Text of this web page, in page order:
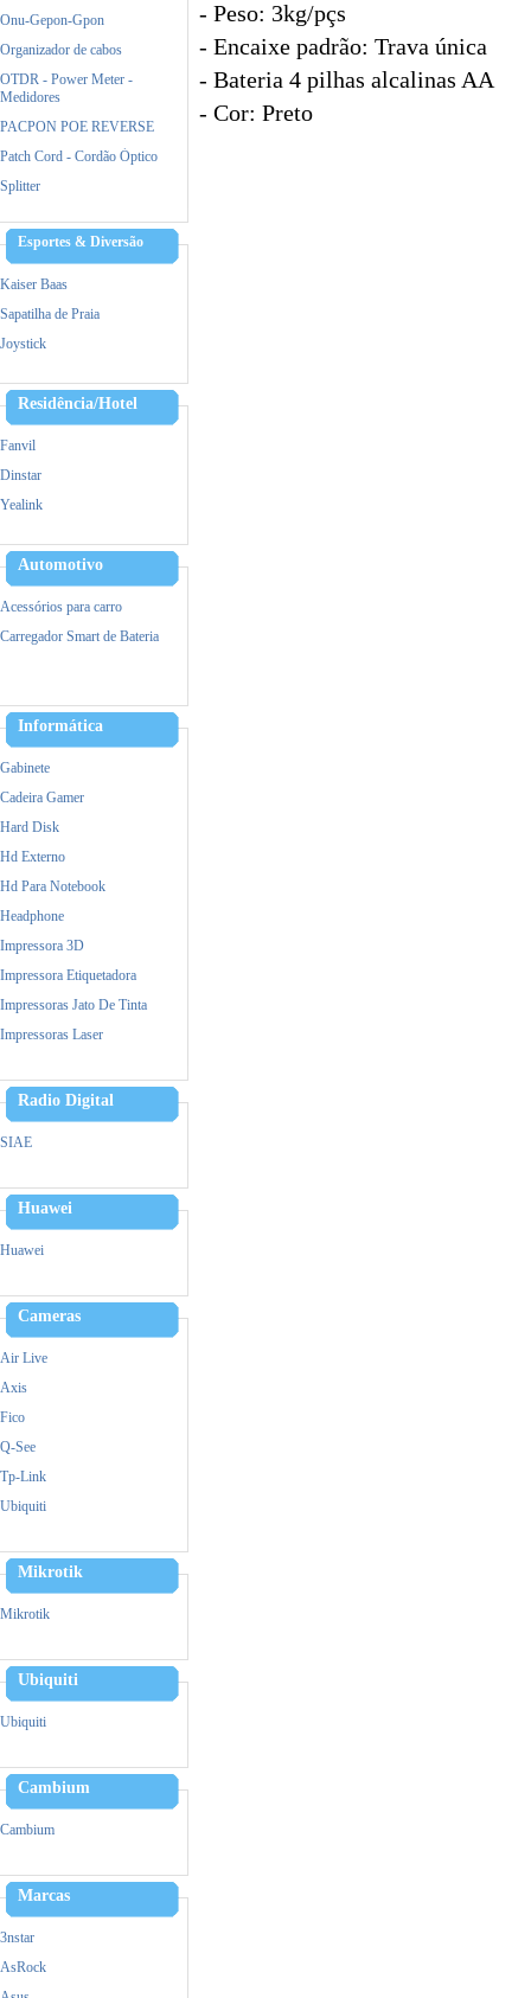
Onu-Gepon-Gpon
Organizador de cabos
OTDR - Power Meter -
Medidores
PACPON POE REVERSE
Patch Cord - Cordão Óptico
Splitter
Esportes & Diversão
Kaiser Baas
Sapatilha de Praia
Joystick
Residência/Hotel
Fanvil
Dinstar
Yealink
Hikvision
Automotivo
Acessórios para carro
Carregador Smart de Bateria
Informática
Gabinete
Cadeira Gamer
Hard Disk
Hd Externo
Hd Para Notebook
Headphone
Impressora 3D
Impressora Etiquetadora
Impressoras Jato De Tinta
Impressoras Laser
Memoria
Cpu
Notebook
Ups- Nobreak
Power Bank - Carregador
Simultaneo
Leitor Biometrico
Teclado
Ventiladores
Vga
Zebra
Triturador De Papel
Radio Digital
SIAE
Huawei
Huawei
Cameras
Air Live
Axis
Fico
Q-See
Tp-Link
Ubiquiti
Mikrotik
Mikrotik
Ubiquiti
Ubiquiti
Cambium
Cambium
Marcas
3nstar
AsRock
- Peso: 3kg/pçs
- Encaixe padrão: Trava única
- Bateria 4 pilhas alcalinas AA
- Cor: Preto